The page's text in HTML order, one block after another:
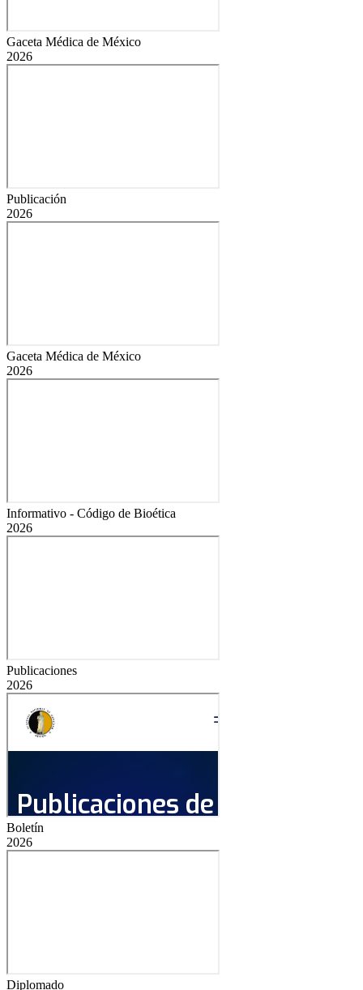
Gaceta Médica de México
2026
Publicación
2026
Gaceta Médica de México
2026
Informativo - Código de Bioética
2026
Publicaciones
2026
Boletín
2026
Diplomado